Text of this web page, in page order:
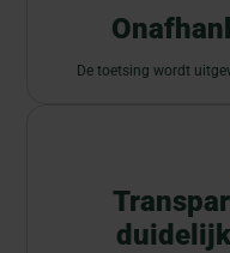
De toetsing wordt